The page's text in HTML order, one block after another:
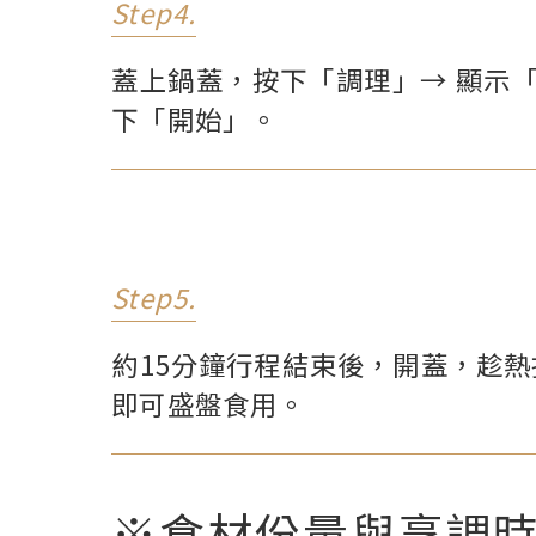
Step4.
蓋上鍋蓋，按下「調理」→ 顯示
下「開始」。
Step5.
約15分鐘行程結束後，開蓋，趁
即可盛盤食用。